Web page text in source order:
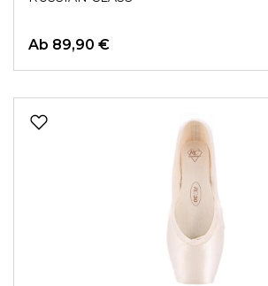
Ab 89,90 €